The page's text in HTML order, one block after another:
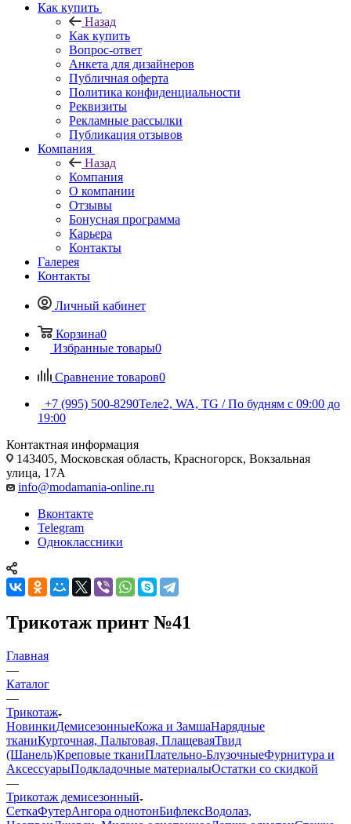
Как купить
Назад
Как купить
Вопрос-ответ
Анкета для дизайнеров
Публичная оферта
Политика конфиденциальности
Реквизиты
Рекламные рассылки
Публикация отзывов
Компания
Назад
Компания
О компании
Отзывы
Бонусная программа
Карьера
Контакты
Галерея
Контакты
Личный кабинет
Корзина0
Избранные товары0
Сравнение товаров0
+7 (995) 500-8290Теле2, WA, TG / По будням c 09:00 до
19:00
Контактная информация
143405, Московская область, Красногорск, Вокзальная
улица, 17А
info@modamania-online.ru
Вконтакте
Telegram
Одноклассники
Трикотаж принт №41
Главная
—
Каталог
—
Трикотаж
НовинкиДемисезонныеКожа и ЗамшаНарядные
тканиКурточная, Пальтовая, ПлащеваяТвид
(Шанель)Креповые тканиПлательно-БлузочныеФурнитура и
АксессуарыПодкладочные материалыОстатки со скидкой
—
Трикотаж демисезонный
СеткаФутерАнгора однотонБифлексВодолаз,